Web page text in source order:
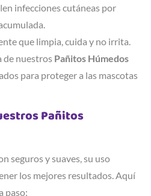
infecciones cutáneas por
que limpia, cuida y no irrita.
de nuestros Pañitos Húmedos
para proteger a las mascotas
Pañitos
seguros y suaves, su uso
los mejores resultados. Aquí
paso: